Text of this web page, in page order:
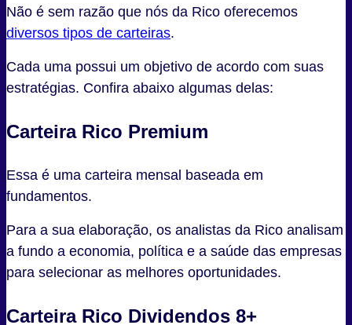
Não é sem razão que nós da Rico oferecemos
diversos tipos de carteiras.
Cada uma possui um objetivo de acordo com suas
estratégias. Confira abaixo algumas delas:
Carteira Rico Premium
Essa é uma carteira mensal baseada em
fundamentos.
Para a sua elaboração, os analistas da Rico analisam
a fundo a economia, política e a saúde das empresas
para selecionar as melhores oportunidades.
Carteira Rico Dividendos 8+